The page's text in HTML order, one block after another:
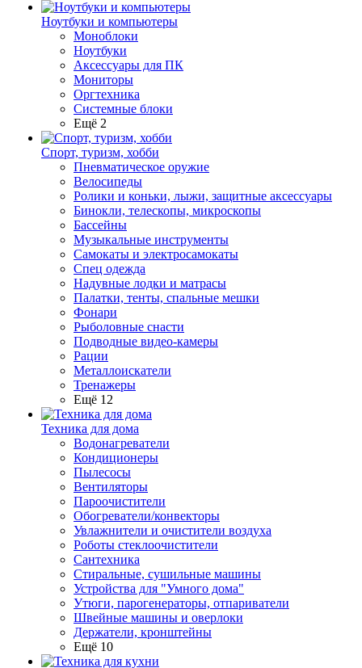
Ноутбуки и компьютеры
Моноблоки
Ноутбуки
Аксессуары для ПК
Мониторы
Оргтехника
Системные блоки
Ещё 2
Спорт, туризм, хобби
Пневматическое оружие
Велосипеды
Ролики и коньки, лыжи, защитные аксессуары
Бинокли, телескопы, микроскопы
Бассейны
Музыкальные инструменты
Самокаты и электросамокаты
Спец одежда
Надувные лодки и матрасы
Палатки, тенты, спальные мешки
Фонари
Рыболовные снасти
Подводные видео-камеры
Рации
Металлоискатели
Тренажеры
Ещё 12
Техника для дома
Водонагреватели
Кондиционеры
Пылесосы
Вентиляторы
Пароочистители
Обогреватели/конвекторы
Увлажнители и очистители воздуха
Роботы стеклоочистители
Сантехника
Стиральные, сушильные машины
Устройства для "Умного дома"
Утюги, парогенераторы, отпариватели
Швейные машины и оверлоки
Держатели, кронштейны
Ещё 10